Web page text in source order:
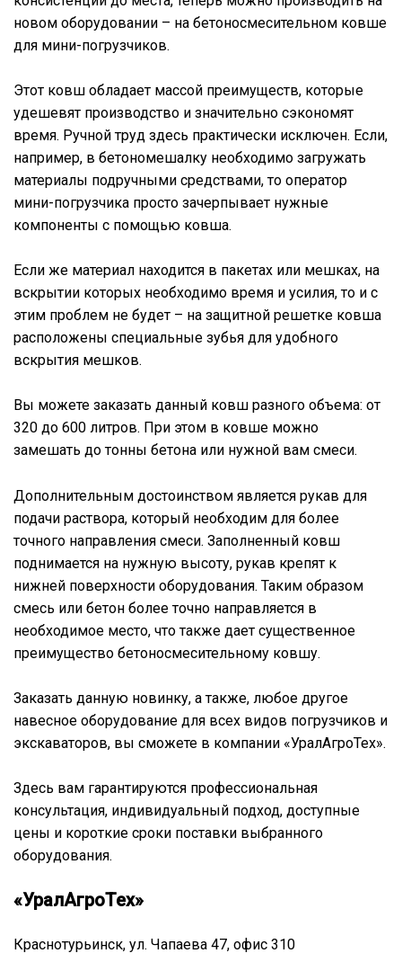
новом оборудовании – на бетоносмесительном ковше
для мини-погрузчиков.
Этот ковш обладает массой преимуществ, которые
удешевят производство и значительно сэкономят
время. Ручной труд здесь практически исключен. Если,
например, в бетономешалку необходимо загружать
материалы подручными средствами, то оператор
мини-погрузчика просто зачерпывает нужные
компоненты с помощью ковша.
Если же материал находится в пакетах или мешках, на
вскрытии которых необходимо время и усилия, то и с
этим проблем не будет – на защитной решетке ковша
расположены специальные зубья для удобного
вскрытия мешков.
Вы можете заказать данный ковш разного объема: от
320 до 600 литров. При этом в ковше можно
замешать до тонны бетона или нужной вам смеси.
Дополнительным достоинством является рукав для
подачи раствора, который необходим для более
точного направления смеси. Заполненный ковш
поднимается на нужную высоту, рукав крепят к
нижней поверхности оборудования. Таким образом
смесь или бетон более точно направляется в
необходимое место, что также дает существенное
преимущество бетоносмесительному ковшу.
Заказать данную новинку, а также, любое другое
навесное оборудование для всех видов погрузчиков и
экскаваторов, вы сможете в компании «УралАгроТех».
Здесь вам гарантируются профессиональная
консультация, индивидуальный подход, доступные
цены и короткие сроки поставки выбранного
оборудования.
«УралАгроТех»
Краснотурьинск, ул. Чапаева 47, офис 310